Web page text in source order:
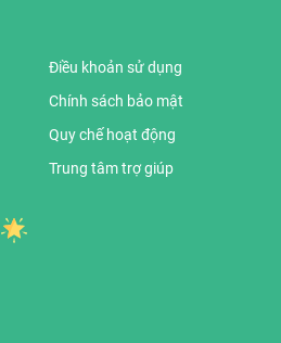
Điều khoản sử dụng
Chính sách bảo mật
Quy chế hoạt động
Trung tâm trợ giúp